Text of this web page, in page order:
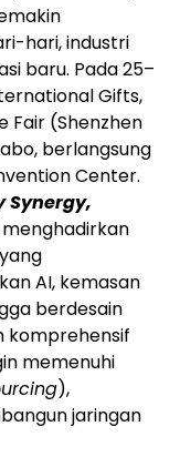
hari, industri
baru. Pada 25–
Gifts,
Fair (Shenzhen
berlangsung
Center.
Synergy,
menghadirkan
AI, kemasan
berdesain
komprehensif
memenuhi
),
jaringan